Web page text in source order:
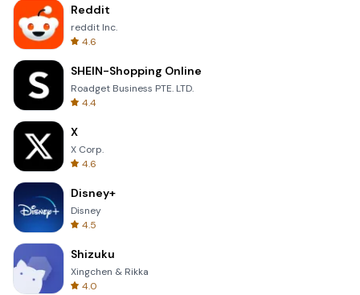
Reddit
reddit Inc.
4.6
SHEIN-Shopping Online
Roadget Business PTE. LTD.
4.4
X
X Corp.
4.6
Disney+
Disney
4.5
Shizuku
Xingchen & Rikka
4.0